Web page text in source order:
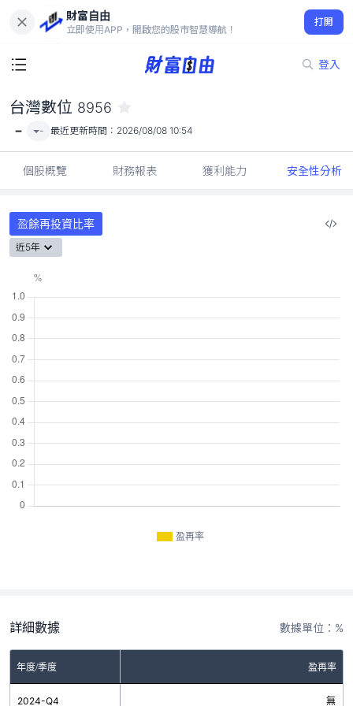
財富自由
立即使用APP，開啟您的股市智慧導航！
打開
登入
-
台灣數位 8956
- - 最近更新時間： 2026/08/08 10:54
個股概覽 財務報表 獲利能力 安全性分析
盈餘再投資比率
近5年
盈再率
詳細數據 數據單位：%
年度/季度 盈再率
2024-Q4 無